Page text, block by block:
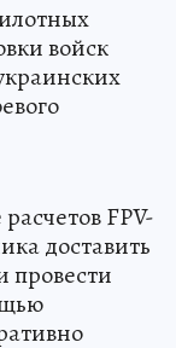
войск
FPV-
доставить
провести